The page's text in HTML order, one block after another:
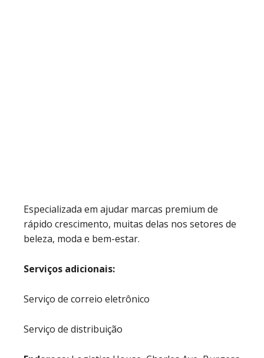
Especializada em ajudar marcas premium de
rápido crescimento, muitas delas nos setores de
beleza, moda e bem-estar.
Serviços adicionais:
Serviço de correio eletrônico
Serviço de distribuição